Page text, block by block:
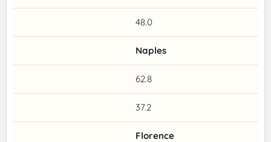
48.0
Naples
62.8
37.2
Florence